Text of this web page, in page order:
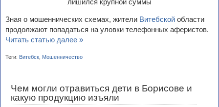
Зная о мошеннических схемах, жители Витебской области
продолжают попадаться на уловки телефонных аферистов.
Читать статью далее »
Теги: Витебск Мошенничество
Чем могли отравиться дети в Борисове и
какую продукцию изъяли